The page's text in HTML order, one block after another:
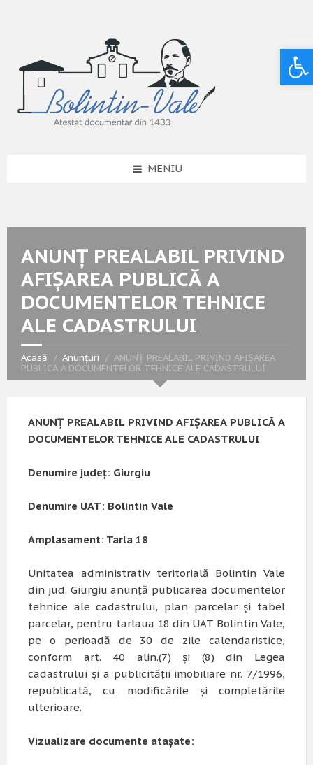
MENIU
ANUNȚ PREALABIL PRIVIND
AFIȘAREA PUBLICĂ A
DOCUMENTELOR TEHNICE
ALE CADASTRULUI
Acasă Anunțuri
ANUNȚ PREALABIL PRIVIND AFIȘAREA
PUBLICĂ A DOCUMENTELOR TEHNICE ALE CADASTRULUI
ANUNȚ PREALABIL PRIVIND AFIȘAREA PUBLICĂ A
DOCUMENTELOR TEHNICE ALE CADASTRULUI
Denumire județ: Giurgiu
Denumire UAT: Bolintin Vale
Amplasament: Tarla 18
Unitatea administrativ teritorială Bolintin Vale
din jud. Giurgiu anunță publicarea documentelor
tehnice ale cadastrului, plan parcelar și tabel
parcelar, pentru tarlaua 18 din UAT Bolintin Vale,
pe o perioadă de 30 de zile calendaristice,
conform art. 40 alin.(7) și (8) din Legea
cadastrului și a publicității imobiliare nr. 7/1996,
republicată, cu modificările și completările
ulterioare.
Vizualizare documente atașate:
Deschide bara de unelte